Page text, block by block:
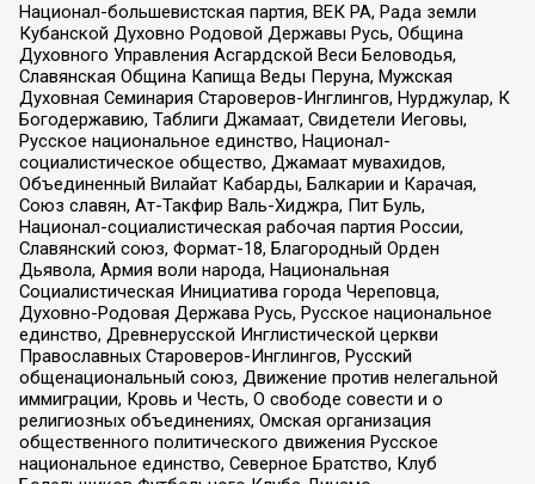
Национал-большевистская партия, ВЕК РА, Рада земли
Кубанской Духовно Родовой Державы Русь, Община
Духовного Управления Асгардской Веси Беловодья,
Славянская Община Капища Веды Перуна, Мужская
Духовная Семинария Староверов-Инглингов, Нурджулар, К
Богодержавию, Таблиги Джамаат, Свидетели Иеговы,
Русское национальное единство, Национал-
социалистическое общество, Джамаат мувахидов,
Объединенный Вилайат Кабарды, Балкарии и Карачая,
Союз славян, Ат-Такфир Валь-Хиджра, Пит Буль,
Национал-социалистическая рабочая партия России,
Славянский союз, Формат-18, Благородный Орден
Дьявола, Армия воли народа, Национальная
Социалистическая Инициатива города Череповца,
Духовно-Родовая Держава Русь, Русское национальное
единство, Древнерусской Инглистической церкви
Православных Староверов-Инглингов, Русский
общенациональный союз, Движение против нелегальной
иммиграции, Кровь и Честь, О свободе совести и о
религиозных объединениях, Омская организация
общественного политического движения Русское
национальное единство, Северное Братство, Клуб